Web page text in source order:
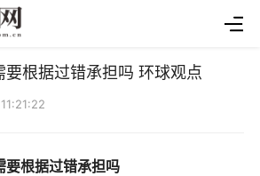
要根据过错承担吗 环球观点
要根据过错承担吗